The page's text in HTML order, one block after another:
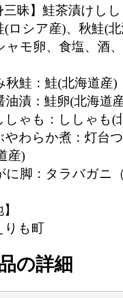
三昧】鮭茶漬けし
(ロシア産)、秋鮭(
ャモ卵、食塩、酒
秋鮭：鮭(北海道産)
油漬：鮭卵(北海道
しゃも：ししゃも(
やわらか煮：灯台
産)
に脚：タラバガニ
りも町
の詳細